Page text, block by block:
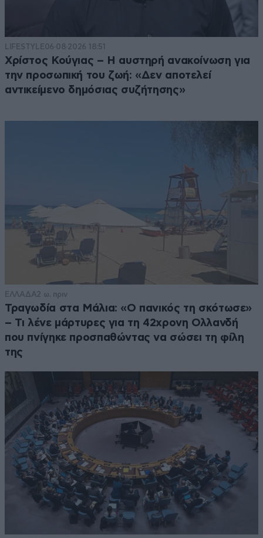
LIFESTYLE06·08·2026 18:51
Χρίστος Κούγιας – Η αυστηρή ανακοίνωση για
την προσωπική του ζωή: «Δεν αποτελεί
αντικείμενο δημόσιας συζήτησης»
ΕΛΛΑΔΑ2 ω. πριν
Τραγωδία στα Μάλια: «Ο πανικός τη σκότωσε»
– Τι λένε μάρτυρες για τη 42χρονη Ολλανδή
που πνίγηκε προσπαθώντας να σώσει τη φίλη
της